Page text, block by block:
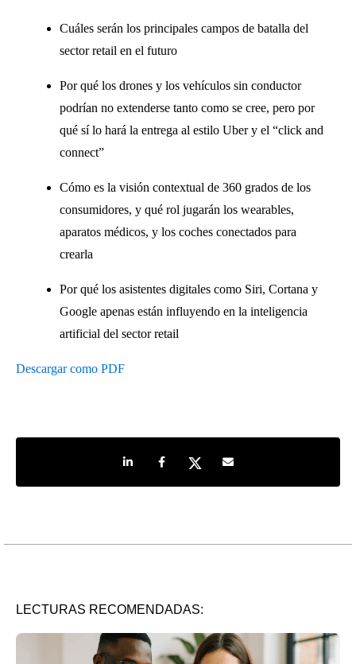
Cuáles serán los principales campos de batalla del
sector retail en el futuro
Por qué los drones y los vehículos sin conductor
podrían no extenderse tanto como se cree, pero por
qué sí lo hará la entrega al estilo Uber y el “click and
connect”
Cómo es la visión contextual de 360 grados de los
consumidores, y qué rol jugarán los wearables,
aparatos médicos, y los coches conectados para
crearla
Por qué los asistentes digitales como Siri, Cortana y
Google apenas están influyendo en la inteligencia
artificial del sector retail
Descargar como PDF
Share on LinkedIn
Share on Facebook
Share on TwitterShare by e-mail
LECTURAS RECOMENDADAS: